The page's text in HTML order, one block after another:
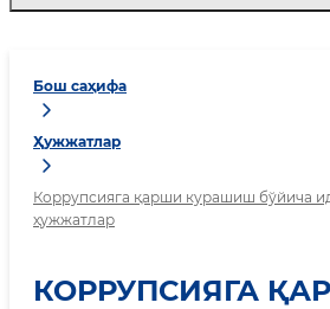
Бош саҳифа
Ҳужжатлар
Коррупсияга қарши курашиш бўйича
ҳужжатлар
КОРРУПСИЯГА